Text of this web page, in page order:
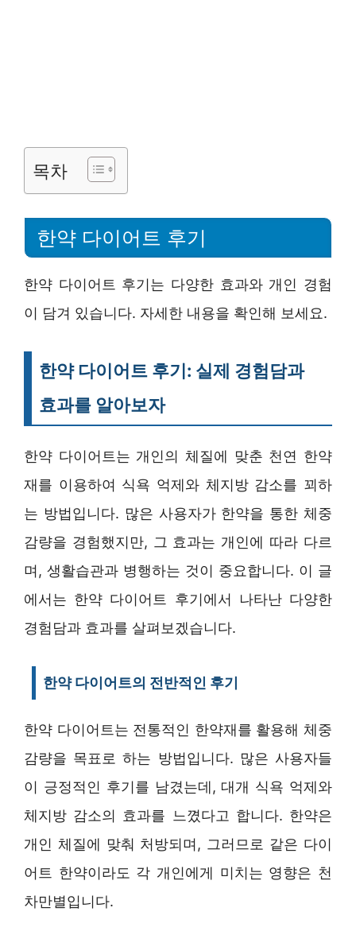
목차
한약 다이어트 후기
한약 다이어트 후기는 다양한 효과와 개인 경험
이 담겨 있습니다. 자세한 내용을 확인해 보세요.
한약 다이어트 후기: 실제 경험담과
효과를 알아보자
한약 다이어트는 개인의 체질에 맞춘 천연 한약
재를 이용하여 식욕 억제와 체지방 감소를 꾀하
는 방법입니다. 많은 사용자가 한약을 통한 체중
감량을 경험했지만, 그 효과는 개인에 따라 다르
며, 생활습관과 병행하는 것이 중요합니다. 이 글
에서는 한약 다이어트 후기에서 나타난 다양한
경험담과 효과를 살펴보겠습니다.
한약 다이어트의 전반적인 후기
한약 다이어트는 전통적인 한약재를 활용해 체중
감량을 목표로 하는 방법입니다. 많은 사용자들
이 긍정적인 후기를 남겼는데, 대개 식욕 억제와
체지방 감소의 효과를 느꼈다고 합니다. 한약은
개인 체질에 맞춰 처방되며, 그러므로 같은 다이
어트 한약이라도 각 개인에게 미치는 영향은 천
차만별입니다.